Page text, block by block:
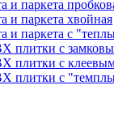
и паркета
и паркета хвойная
и паркета с
плитки с
плитки с
плитки с